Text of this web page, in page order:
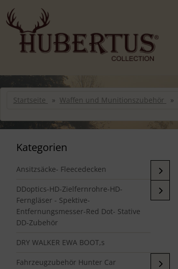
Sprungnavigation
Springe zur Navigation
Springe zum Inhalt
Springe zum Login-Button
Springe zu den allgemeinen Informationen
Startseite Waffen und Munitionszubehör
Kategorien
Ansitzsäcke- Fleecedecken
DDoptics-HD-Zielfernrohre-HD-
Ferngläser - Spektive-
Entfernungsmesser-Red Dot- Stative
DD-Zubehör
DRY WALKER EWA BOOT,s
Fahrzeugzubehör Hunter Car